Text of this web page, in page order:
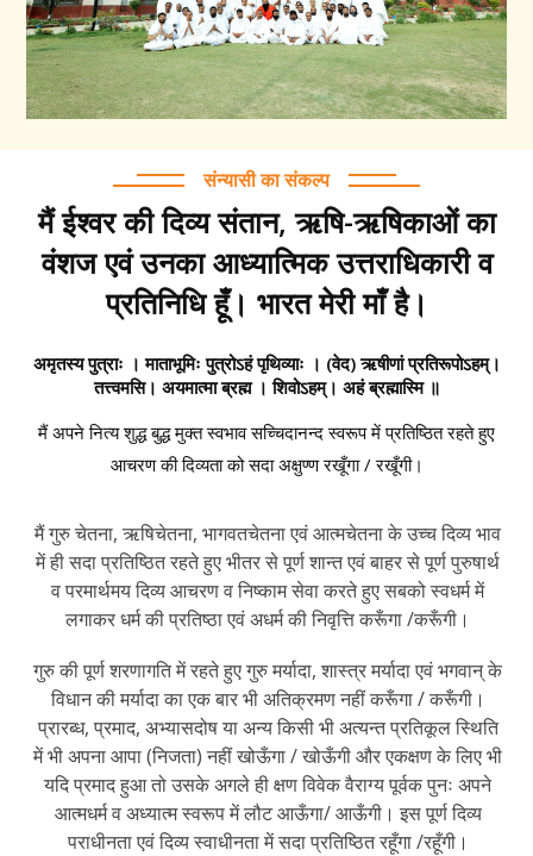
संन्यासी का संकल्प
मैं ईश्वर की दिव्य संतान, ऋषि-ऋषिकाओं का
वंशज एवं उनका आध्यात्मिक उत्तराधिकारी व
प्रतिनिधि हूँ। भारत मेरी माँ है।
अमृतस्य पुत्राः । माताभूमिः पुत्रोऽहं पृथिव्याः । (वेद) ऋषीणां प्रतिरूपोऽहम्।
तत्त्वमसि। अयमात्मा ब्रह्म । शिवोऽहम्। अहं ब्रह्मास्मि ॥
मैं अपने नित्य शुद्ध बुद्ध मुक्त स्वभाव सच्चिदानन्द स्वरूप में प्रतिष्ठित रहते हुए
आचरण की दिव्यता को सदा अक्षुण्ण रखूँगा / रखूँगी।
मैं गुरु चेतना, ऋषिचेतना, भागवतचेतना एवं आत्मचेतना के उच्च दिव्य भाव
में ही सदा प्रतिष्ठित रहते हुए भीतर से पूर्ण शान्त एवं बाहर से पूर्ण पुरुषार्थ
व परमार्थमय दिव्य आचरण व निष्काम सेवा करते हुए सबको स्वधर्म में
लगाकर धर्म की प्रतिष्ठा एवं अधर्म की निवृत्ति करूँगा /करूँगी।
गुरु की पूर्ण शरणागति में रहते हुए गुरु मर्यादा, शास्त्र मर्यादा एवं भगवान् के
विधान की मर्यादा का एक बार भी अतिक्रमण नहीं करूँगा / करूँगी।
प्रारब्ध, प्रमाद, अभ्यासदोष या अन्य किसी भी अत्यन्त प्रतिकूल स्थिति
में भी अपना आपा (निजता) नहीं खोऊँगा / खोऊँगी और एकक्षण के लिए भी
यदि प्रमाद हुआ तो उसके अगले ही क्षण विवेक वैराग्य पूर्वक पुनः अपने
आत्मधर्म व अध्यात्म स्वरूप में लौट आऊँगा/ आऊँगी। इस पूर्ण दिव्य
पराधीनता एवं दिव्य स्वाधीनता में सदा प्रतिष्ठित रहूँगा /रहूँगी।